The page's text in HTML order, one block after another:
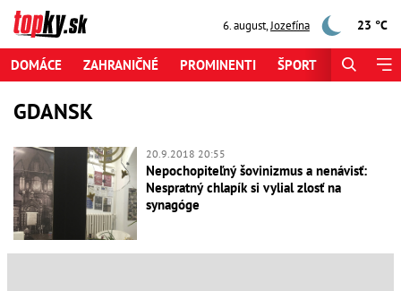
6. august,Jozefína 23 °C
DOMÁCE ZAHRANIČNÉ PROMINENTI ŠPORT
GDANSK
20.9.2018 20:55
Nepochopiteľný šovinizmus a nenávisť:
Nespratný chlapík si vylial zlosť na
synagóge